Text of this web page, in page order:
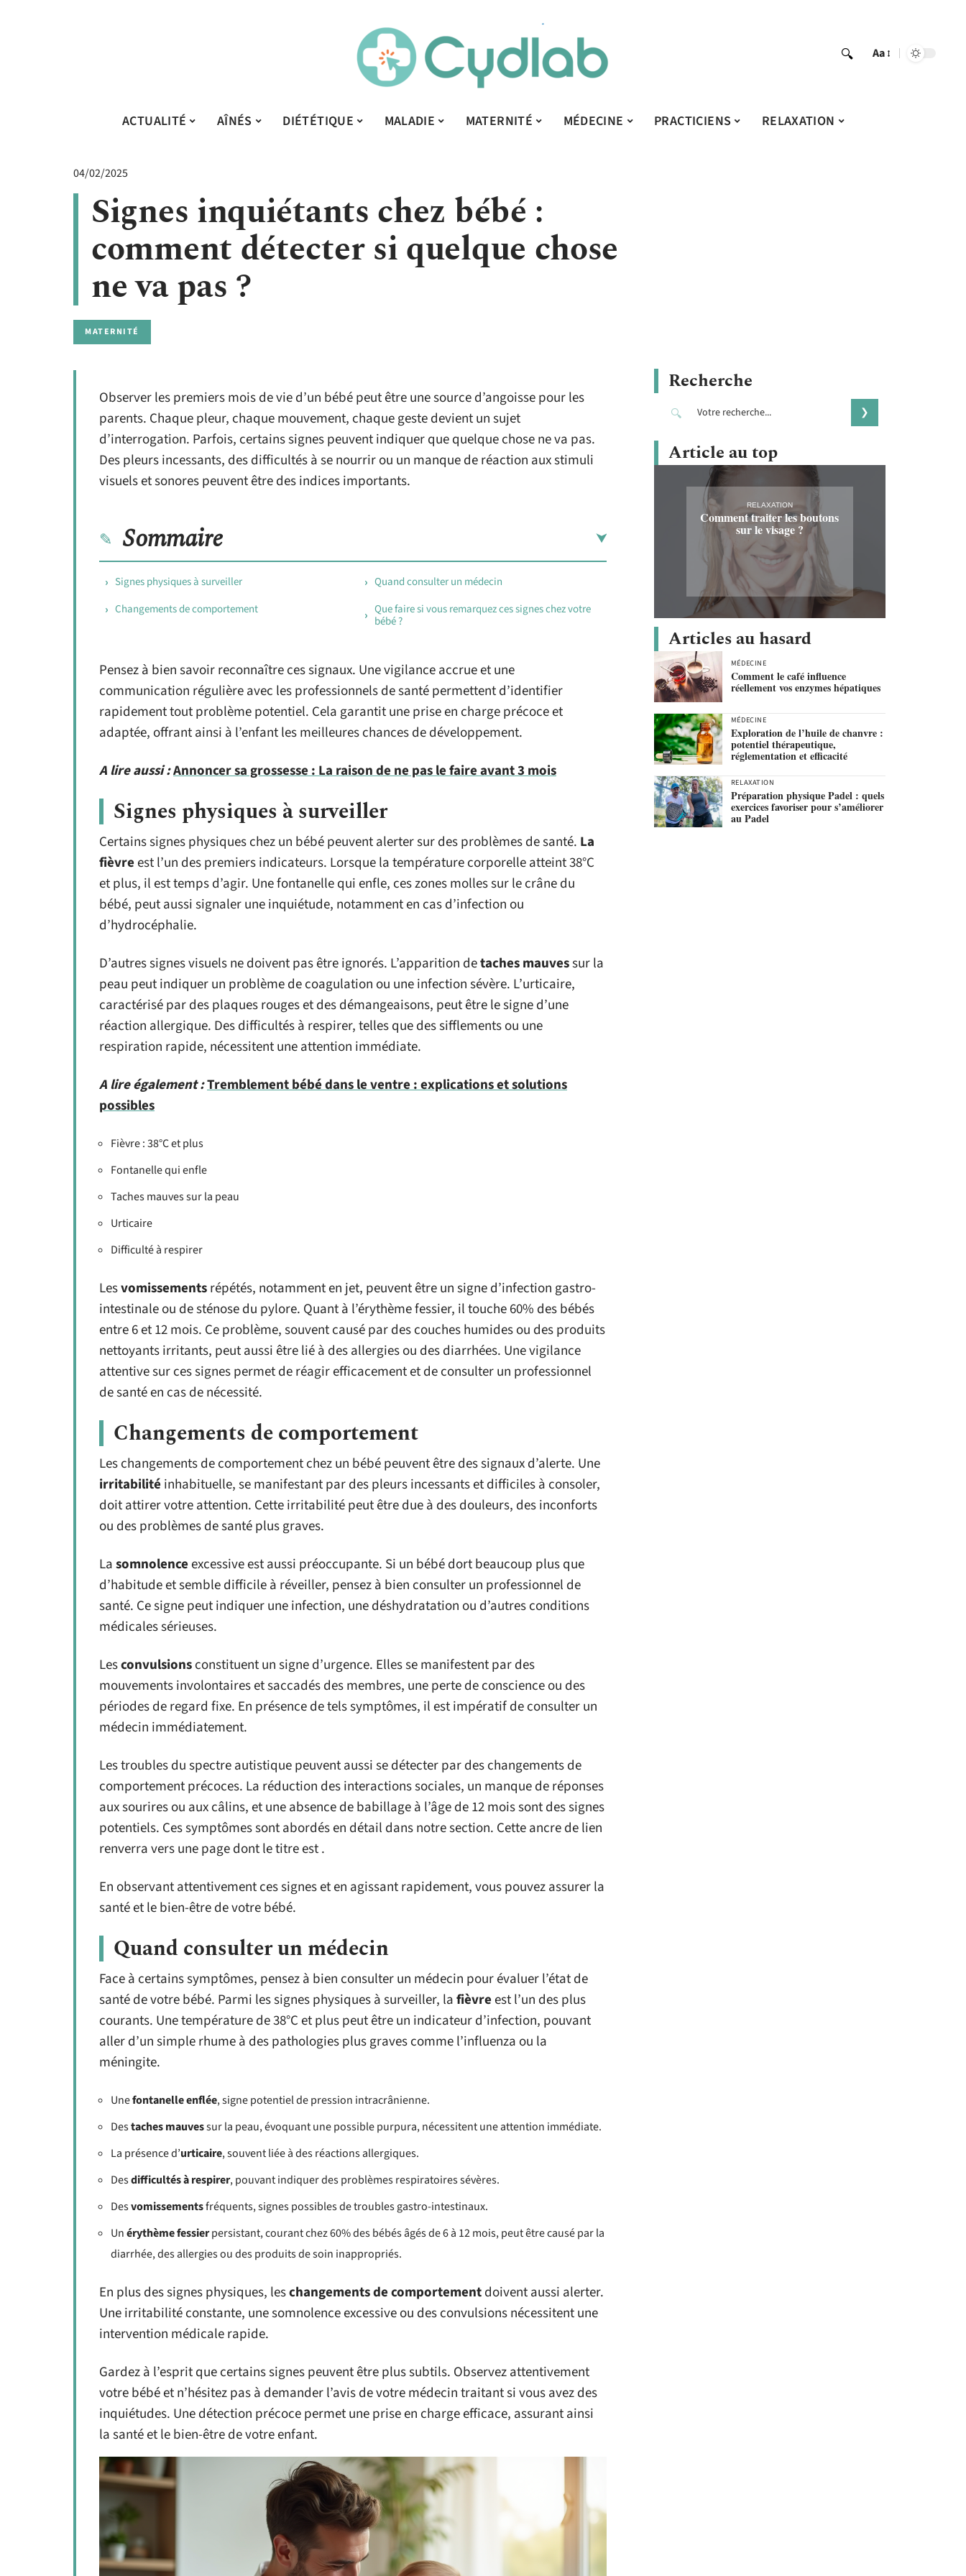
Aa
ACTUALITÉ AÎNÉS DIÉTÉTIQUE MALADIE MATERNITÉ MÉDECINE PRACTICIENS RELAXATION
04/02/2025
Signes inquiétants chez bébé :
comment détecter si quelque chose
ne va pas ?
MATERNITÉ
Observer les premiers mois de vie d’un bébé peut être une source d’angoisse pour les
parents. Chaque pleur, chaque mouvement, chaque geste devient un sujet
d’interrogation. Parfois, certains signes peuvent indiquer que quelque chose ne va pas.
Des pleurs incessants, des difficultés à se nourrir ou un manque de réaction aux stimuli
visuels et sonores peuvent être des indices importants.
Sommaire
Signes physiques à surveiller
Changements de comportement
Quand consulter un médecin
Que faire si vous remarquez ces signes chez votre
bébé ?
Pensez à bien savoir reconnaître ces signaux. Une vigilance accrue et une
communication régulière avec les professionnels de santé permettent d’identifier
rapidement tout problème potentiel. Cela garantit une prise en charge précoce et
adaptée, offrant ainsi à l’enfant les meilleures chances de développement.
A lire aussi :Annoncer sa grossesse : La raison de ne pas le faire avant 3 mois
Signes physiques à surveiller
Certains signes physiques chez un bébé peuvent alerter sur des problèmes de santé. La
fièvreest l’un des premiers indicateurs. Lorsque la température corporelle atteint 38°C
et plus, il est temps d’agir. Une fontanelle qui enfle, ces zones molles sur le crâne du
bébé, peut aussi signaler une inquiétude, notamment en cas d’infection ou
d’hydrocéphalie.
D’autres signes visuels ne doivent pas être ignorés. L’apparition detaches mauvessur la
peau peut indiquer un problème de coagulation ou une infection sévère. L’urticaire,
caractérisé par des plaques rouges et des démangeaisons, peut être le signe d’une
réaction allergique. Des difficultés à respirer, telles que des sifflements ou une
respiration rapide, nécessitent une attention immédiate.
A lire également :Tremblement bébé dans le ventre : explications et solutions
possibles
Fièvre : 38°C et plus
Fontanelle qui enfle
Taches mauves sur la peau
Urticaire
Difficulté à respirer
Lesvomissementsrépétés, notamment en jet, peuvent être un signe d’infection gastro-
intestinale ou de sténose du pylore. Quant à l’érythème fessier, il touche 60% des bébés
entre 6 et 12 mois. Ce problème, souvent causé par des couches humides ou des produits
nettoyants irritants, peut aussi être lié à des allergies ou des diarrhées. Une vigilance
attentive sur ces signes permet de réagir efficacement et de consulter un professionnel
de santé en cas de nécessité.
Changements de comportement
Les changements de comportement chez un bébé peuvent être des signaux d’alerte. Une
irritabilité inhabituelle, se manifestant par des pleurs incessants et difficiles à consoler,
doit attirer votre attention. Cette irritabilité peut être due à des douleurs, des inconforts
ou des problèmes de santé plus graves.
Lasomnolenceexcessive est aussi préoccupante. Si un bébé dort beaucoup plus que
d’habitude et semble difficile à réveiller, pensez à bien consulter un professionnel de
santé. Ce signe peut indiquer une infection, une déshydratation ou d’autres conditions
médicales sérieuses.
Lesconvulsionsconstituent un signe d’urgence. Elles se manifestent par des
mouvements involontaires et saccadés des membres, une perte de conscience ou des
périodes de regard fixe. En présence de tels symptômes, il est impératif de consulter un
médecin immédiatement.
Les troubles du spectre autistique peuvent aussi se détecter par des changements de
comportement précoces. La réduction des interactions sociales, un manque de réponses
aux sourires ou aux câlins, et une absence de babillage à l’âge de 12 mois sont des signes
potentiels. Ces symptômes sont abordés en détail dans notre section. Cette ancre de lien
renverra vers une page dont le titre est .
En observant attentivement ces signes et en agissant rapidement, vous pouvez assurer la
santé et le bien-être de votre bébé.
Quand consulter un médecin
Face à certains symptômes, pensez à bien consulter un médecin pour évaluer l’état de
santé de votre bébé. Parmi les signes physiques à surveiller, lafièvreest l’un des plus
courants. Une température de 38°C et plus peut être un indicateur d’infection, pouvant
aller d’un simple rhume à des pathologies plus graves comme l’influenza ou la
méningite.
Unefontanelle enflée, signe potentiel de pression intracrânienne.
Destaches mauvessur la peau, évoquant une possible purpura, nécessitent une attention immédiate.
La présence d’urticaire, souvent liée à des réactions allergiques.
Desdifficultés à respirer, pouvant indiquer des problèmes respiratoires sévères.
Desvomissementsfréquents, signes possibles de troubles gastro-intestinaux.
Unérythème fessierpersistant, courant chez 60% des bébés âgés de 6 à 12 mois, peut être causé par la
diarrhée, des allergies ou des produits de soin inappropriés.
En plus des signes physiques, leschangements de comportementdoivent aussi alerter.
Une irritabilité constante, une somnolence excessive ou des convulsions nécessitent une
intervention médicale rapide.
Gardez à l’esprit que certains signes peuvent être plus subtils. Observez attentivement
votre bébé et n’hésitez pas à demander l’avis de votre médecin traitant si vous avez des
inquiétudes. Une détection précoce permet une prise en charge efficace, assurant ainsi
la santé et le bien-être de votre enfant.
Recherche
Article au top
RELAXATION
Comment traiter les boutons
sur le visage ?
Articles au hasard
MÉDECINE
Comment le café influence
réellement vos enzymes hépatiques
MÉDECINE
Exploration de l’huile de chanvre :
potentiel thérapeutique,
réglementation et efficacité
RELAXATION
Préparation physique Padel : quels
exercices favoriser pour s’améliorer
au Padel